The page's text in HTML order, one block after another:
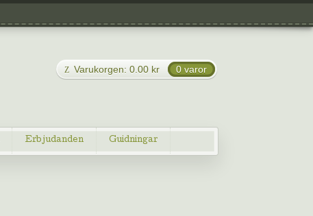
Varukorgen: 0.00 kr 0 varor
Erbjudanden Guidningar